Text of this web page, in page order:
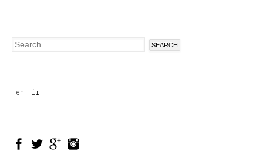
Search
en fr